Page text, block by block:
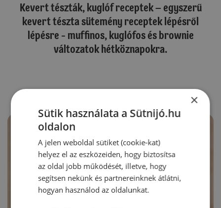
Kevert tészták, kuglóf receptek – egyszerű
kevert tészta sütemény receptek lépésről
lépésre - muffinos, kuglófos és brownie
változatok hétköznapokra.
×
Sütik használata a Sütnijó.hu
oldalon
A jelen weboldal sütiket (cookie-kat)
helyez el az eszközeiden, hogy biztosítsa
az oldal jobb működését, illetve, hogy
segítsen nekünk és partnereinknek átlátni,
hogyan használod az oldalunkat.